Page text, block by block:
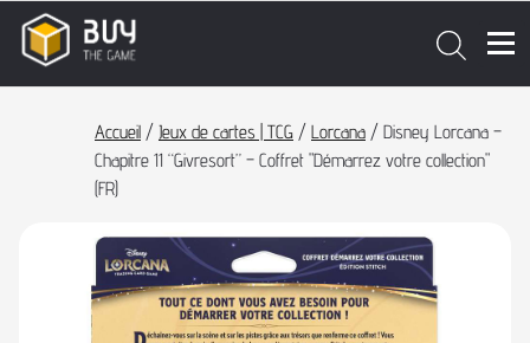
Accueil / Jeux de cartes | TCG / Lorcana / Disney Lorcana –
Chapitre 11 “Givresort” – Coffret "Démarrez votre collection"
(FR)